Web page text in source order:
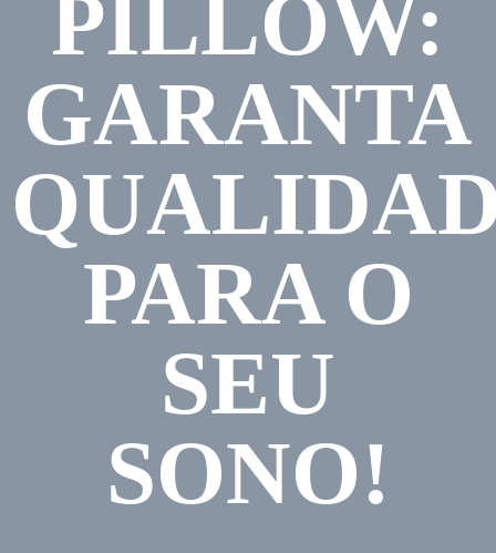
PILLOW:
GARANTA
PARA O
SEU
SONO!